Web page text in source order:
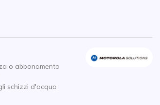
o abbonamento
schizzi d'acqua